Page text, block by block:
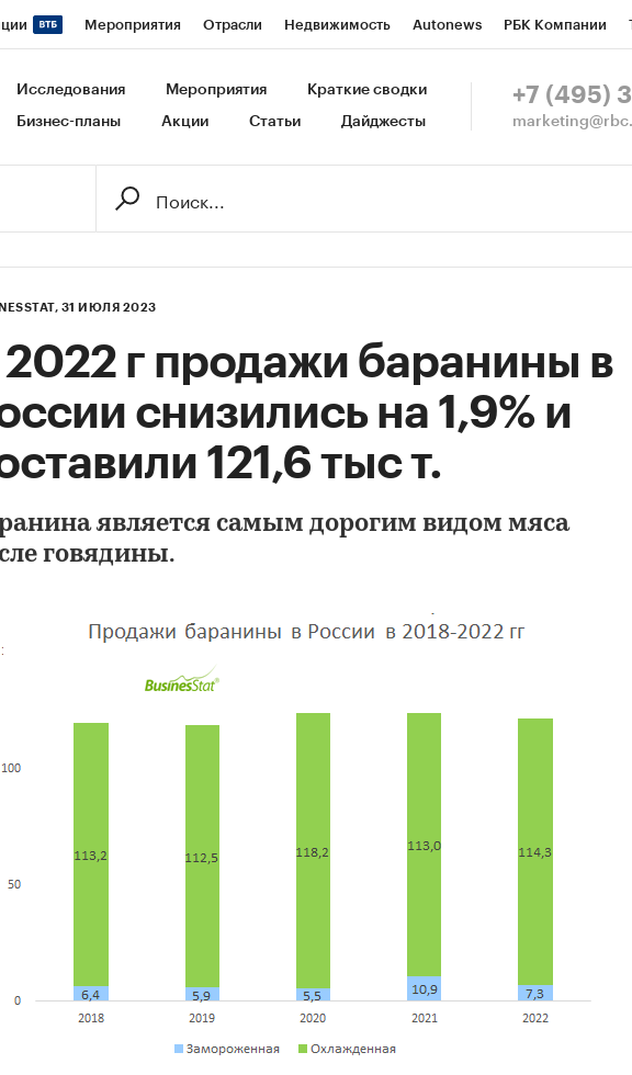
Мероприятия Отрасли Недвижимость Autonews РБК Компании
рейтинги Франшизы Газета Спецпроекты СПб Конференции СПб
Исследования Мероприятия Краткие сводки
Бизнес-планы Акции Статьи Дайджесты
+7 (495)
31 ИЮЛЯ 2023
2022 г продажи баранины в
снизились на 1,9% и
121,6 тыс т.
является самым дорогим видом мяса
говядины.